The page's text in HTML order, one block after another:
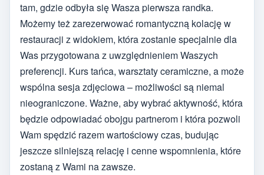
tam, gdzie odbyła się Wasza pierwsza randka.
Możemy też zarezerwować romantyczną kolację w
restauracji z widokiem, która zostanie specjalnie dla
Was przygotowana z uwzględnieniem Waszych
preferencji. Kurs tańca, warsztaty ceramiczne, a może
wspólna sesja zdjęciowa – możliwości są niemal
nieograniczone. Ważne, aby wybrać aktywność, która
będzie odpowiadać obojgu partnerom i która pozwoli
Wam spędzić razem wartościowy czas, budując
jeszcze silniejszą relację i cenne wspomnienia, które
zostaną z Wami na zawsze.